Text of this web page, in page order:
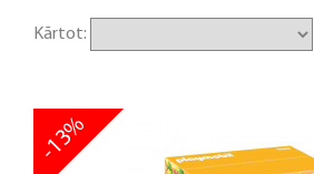
Kārtot:
-13%